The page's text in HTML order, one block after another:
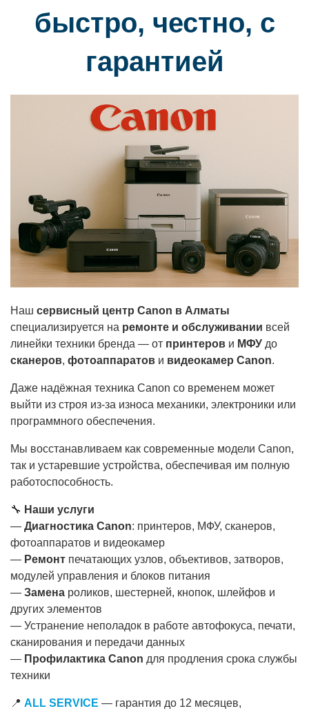
быстро, честно, с
гарантией
Наш сервисный центр Canon в Алматы
специализируется на ремонте и обслуживании всей
линейки техники бренда — от принтеров и МФУ до
сканеров, фотоаппаратов и видеокамер Canon.
Даже надёжная техника Canon со временем может
выйти из строя из-за износа механики, электроники или
программного обеспечения.
Мы восстанавливаем как современные модели Canon,
так и устаревшие устройства, обеспечивая им полную
работоспособность.
🔧 Наши услуги
— Диагностика Canon: принтеров, МФУ, сканеров,
фотоаппаратов и видеокамер
— Ремонт печатающих узлов, объективов, затворов,
модулей управления и блоков питания
— Замена роликов, шестерней, кнопок, шлейфов и
других элементов
— Устранение неполадок в работе автофокуса, печати,
сканирования и передачи данных
— Профилактика Canon для продления срока службы
техники
📍 ALL SERVICE — гарантия до 12 месяцев,